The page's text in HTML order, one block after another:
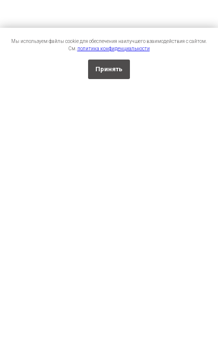
Мы используем файлы cookie для обеспечения наилучшего взаимодействия с сайтом.
См. политика конфиденциальности
Принять